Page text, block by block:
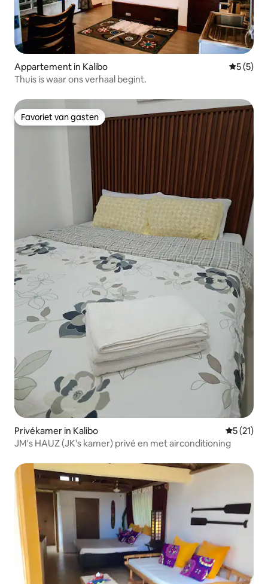
Appartement in Kalibo
5 (5)
Thuis is waar ons verhaal begint.
Favoriet van gasten
Favoriet van gasten
Privékamer in Kalibo
5 (21)
JM's HAUZ (JK's kamer) privé en met airconditioning